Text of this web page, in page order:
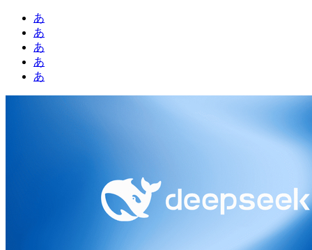
あ
あ
あ
あ
あ